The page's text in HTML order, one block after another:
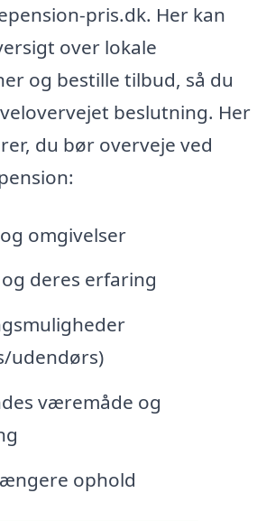
pris.dk. Her kan
over lokale
og bestille tilbud, så du
beslutning. Her
du bør overveje ved
omgivelser
deres erfaring
udendørs)
væremåde og
ophold